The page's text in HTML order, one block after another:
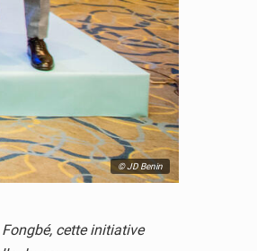
© JD Benin
cette initiative